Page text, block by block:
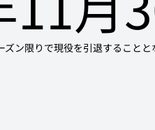
ン限りで現役を引退すること